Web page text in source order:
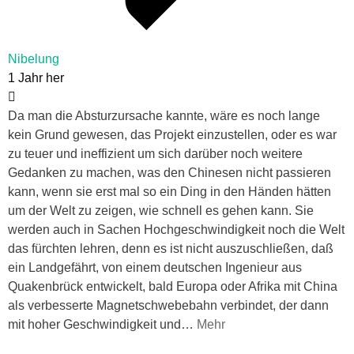
Nibelung
1 Jahr her
Da man die Absturzursache kannte, wäre es noch lange
kein Grund gewesen, das Projekt einzustellen, oder es war
zu teuer und ineffizient um sich darüber noch weitere
Gedanken zu machen, was den Chinesen nicht passieren
kann, wenn sie erst mal so ein Ding in den Händen hätten
um der Welt zu zeigen, wie schnell es gehen kann. Sie
werden auch in Sachen Hochgeschwindigkeit noch die Welt
das fürchten lehren, denn es ist nicht auszuschließen, daß
ein Landgefährt, von einem deutschen Ingenieur aus
Quakenbrück entwickelt, bald Europa oder Afrika mit China
als verbesserte Magnetschwebebahn verbindet, der dann
mit hoher Geschwindigkeit und … Mehr